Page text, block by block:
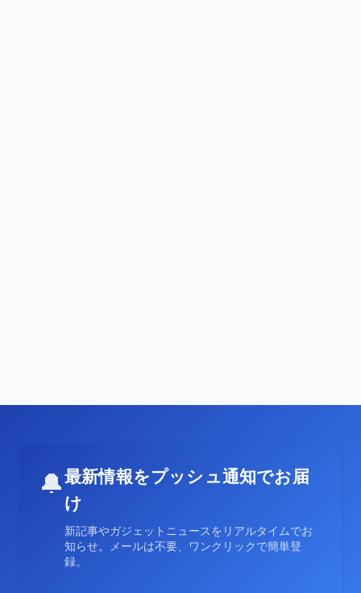
🔔最新情報をプッシュ通知でお届
け
新記事やガジェットニュースをリアルタイムでお
知らせ。メールは不要、ワンクリックで簡単登
録。